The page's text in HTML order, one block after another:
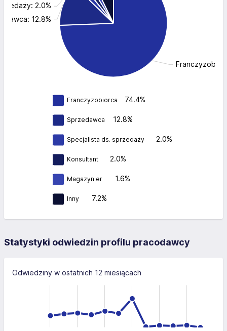
12.8%
2.0%
Franczyzobiorca 74.4%
Sprzedawca 12.8%
Specjalista ds. sprzedaży 2.0%
Konsultant 2.0%
Magazynier 1.6%
Inny 7.2%
Statystyki odwiedzin profilu pracodawcy
Odwiedziny w ostatnich 12 miesiącach